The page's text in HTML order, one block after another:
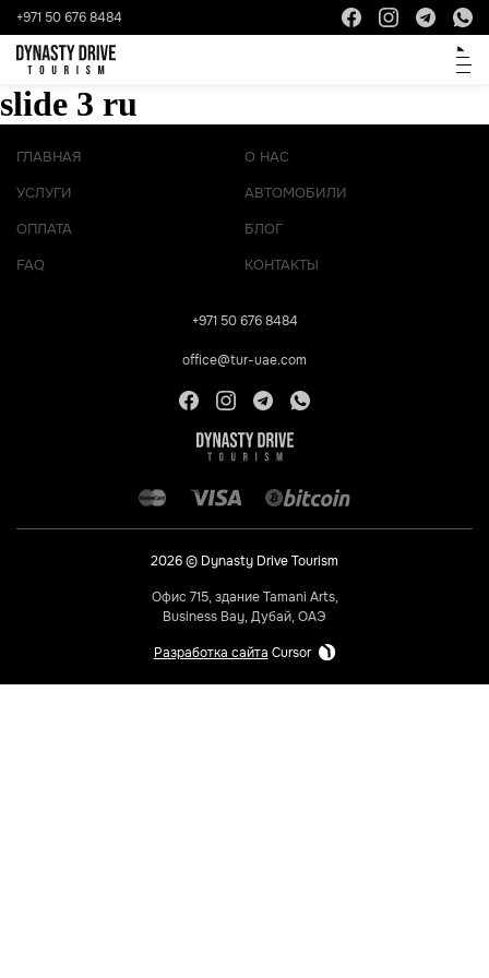
+971 50 676 8484
slide 3 ru
ГЛАВНАЯ
О НАС
УСЛУГИ
АВТОМОБИЛИ
ОПЛАТА
БЛОГ
FAQ
КОНТАКТЫ
+971 50 676 8484
office@tur-uae.com
2026 © Dynasty Drive Tourism
Офис 715, здание Tamani Arts,
Business Bay, Дубай, ОАЭ
Разработка сайта Cursor